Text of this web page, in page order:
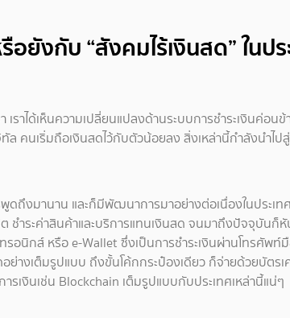
งกับ “สังคมไร้เงินสด” ในปร
เราได้เห็นความเปลี่ยนแปลงด้านระบบการชำระเงินค่อ
ล คนเริ่มถือเงินสดไว้กับตัวน้อยลง สิ่งเหล่านี้กำลังนำไป
ดถึงมานาน และก็มีพัฒนาการมาอย่างต่อเนื่องในประเท
ชำระค่าสินค้าและบริการแทนเงินสด จนมาถึงปัจจุบันก็
ทรอนิกส์ หรือ e-Wallet ซึ่งเป็นการชำระเงินผ่านโทรศัพ
อย่างเต็มรูปแบบ ถึงขั้นโค้กกระป๋องเดียว ก็จ่ายด้วยบัตร
ารเงินเช่น Blockchain เต็มรูปแบบกับประเทศเหล่านี้แน่ๆ